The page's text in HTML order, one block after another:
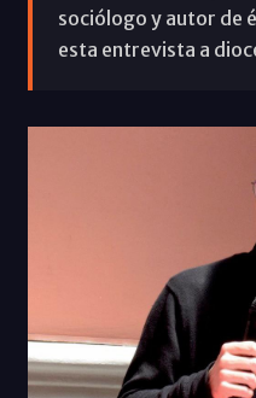
sociólogo y autor de
esta entrevista a